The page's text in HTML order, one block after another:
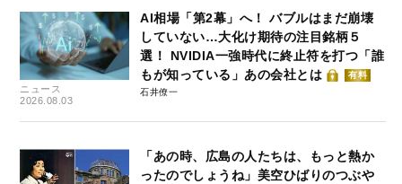
ニュース
2026.08.03
AI相場「第2幕」へ！ バブルはまだ崩壊
していない…大化け期待の注目銘柄５
選！ NVIDIA一強時代に終止符を打つ「誰
もが知っている」あの会社とは
有料
石井僚一
「あの時、広島の人たちは、もっと熱か
ったのでしょうね」美空ひばりのつぶや